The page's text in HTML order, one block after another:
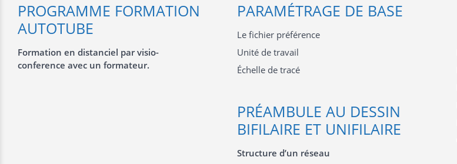
PROGRAMME FORMATION
AUTOTUBE
Formation en distanciel par visio-
conference avec un formateur.
PARAMÉTRAGE DE BASE
Le fichier préférence
Unité de travail
Échelle de tracé
PRÉAMBULE AU DESSIN
BIFILAIRE ET UNIFILAIRE
Structure d’un réseau